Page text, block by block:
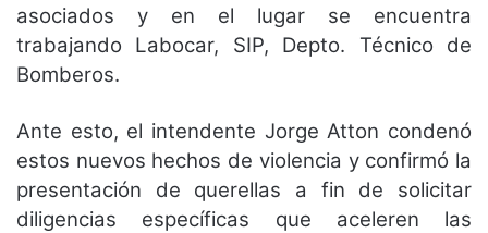
asociados y en el lugar se encuentra
trabajando Labocar, SIP, Depto. Técnico de
Bomberos.
Ante esto, el intendente Jorge Atton condenó
estos nuevos hechos de violencia y confirmó la
presentación de querellas a fin de solicitar
diligencias específicas que aceleren las